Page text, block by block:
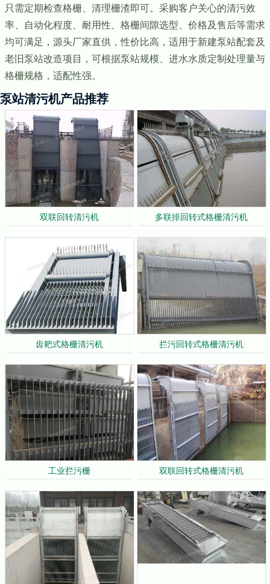
只需定期检查格栅、清理栅渣即可。采购客户关心的清污效
率、自动化程度、耐用性、格栅间隙选型、价格及售后等需求
均可满足，源头厂家直供，性价比高，适用于新建泵站配套及
老旧泵站改造项目，可根据泵站规模、进水水质定制处理量与
格栅规格，适配性强。
泵站清污机产品推荐
双联回转清污机 多联排回转式格栅清污机
齿耙式格栅清污机 拦污回转式格栅清污机
工业拦污栅 双联回转式格栅清污机